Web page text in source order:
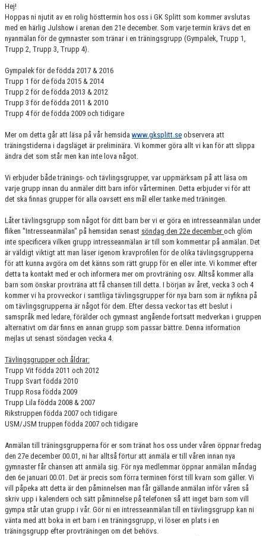
SHOP
GRUPPER OCH TIDER
STÖDMEDLEM
SPONSRING
FRÅGOR & SVAR
FUNKTIONÄRER
Hej!
Hoppas ni njutit av en rolig hösttermin hos oss i GK Splitt som kommer avslutas
med en härlig Julshow i arenan den 21e december. Som varje termin krävs det en
nyanmälan för de gymnaster som tränar i en träningsgrupp (Gympalek, Trupp 1,
Trupp 2, Trupp 3, Trupp 4).
Gympalek för de födda 2017 & 2016
Trupp 1 för de föda 2015 & 2014
Trupp 2 för de födda 2013 & 2012
Trupp 3 för de födda 2011 & 2010
Trupp 4 för de födda 2009 och tidigare
Mer om detta går att läsa på vår hemsida www.gksplitt.se observera att
träningstiderna i dagsläget är preliminära. Vi kommer göra allt vi kan för att slippa
ändra det som står men kan inte lova något.
Vi erbjuder både tränings- och tävlingsgrupper, var uppmärksam på att läsa om
varje grupp innan du anmäler ditt barn inför vårterminen. Detta erbjuder vi för att
det ska finnas grupper för alla oavsett ens mål eller tanke med träningen.
Låter tävlingsgrupp som något för ditt barn ber vi er göra en intresseanmälan under
fliken "Intresseanmälan" på hemsidan senast söndag den 22e december och glöm
inte specificera vilken grupp intresseanmälan är till som kommentar på anmälan. Det
är väldigt viktigt att man läser igenom kravprofilen för de olika tävlingsgrupperna
för att kunna avgöra om det känns som rätt grupp för en eller inte. Vi kommer efter
detta ta kontakt med er och informera mer om provträning osv. Alltså kommer alla
barn som önskar provträna att få chansen till detta. I början av året, vecka 3 och 4
kommer vi ha provveckor i samtliga tävlingsgrupper för nya barn som är nyfikna på
om tävlingsgrupperna är något för dem. Efter dessa veckor tas ett beslut i
samspråk med ledare, förälder och gymnast angående fortsatt medverkan i gruppen
alternativt om där finns en annan grupp som passar bättre. Denna information
mejlas ut senast söndagen vecka 4.
Tävlingsgrupper och åldrar:
Trupp Vit födda 2011 och 2012
Trupp Svart födda 2010
Trupp Rosa födda 2009
Trupp Lila födda 2008 & 2007
Rikstruppen födda 2007 och tidigare
USM/JSM truppen födda 2007 och tidigare
Anmälan till träningsgrupperna för er som tränat hos oss under våren öppnar fredag
den 27e december 00.01, ni har alltså förtur att anmäla er till våren innan nya
gymnaster får chansen att anmäla sig. För nya medlemmar öppnar anmälan måndag
den 6e januari 00.01. Det är precis som förra terminen först till kvarn som gäller. Vi
vill påpeka att detta är den påminnelsen man får gällande anmälan inför våren så
skriv upp i kalendern och sätt påminnelse på telefonen så att inget barn som vill
gympa står utan grupp i vår. Gör ni en intresseanmälan till en tävlingsgrupp kan ni
vänta med att boka in ert barn i en träningsgrupp, vi löser en plats i en
träningsgrupp efter provträningen om det behövs.